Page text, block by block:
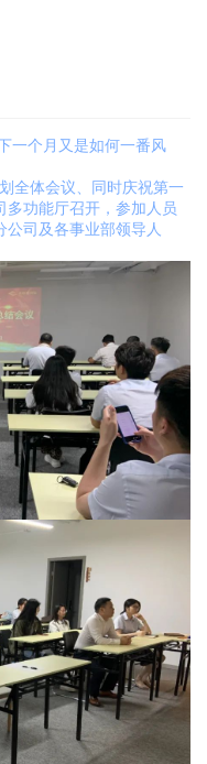
一个月又是如何一番风
全体会议、同时庆祝第一
多功能厅召开，参加人员
司及各事业部领导人